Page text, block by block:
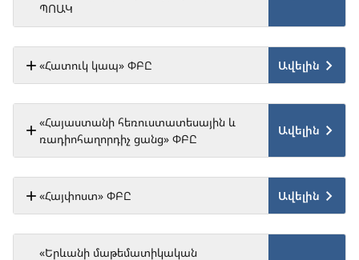
ՊՈԱԿ
«Հատուկ կապ» ՓԲԸ Ավելին
«Հայաստանի հեռուստատեսային և
ռադիոհաղորդիչ ցանց» ՓԲԸ
Ավելին
«Հայփոստ» ՓԲԸ Ավելին
«Երևանի մաթեմատիկական